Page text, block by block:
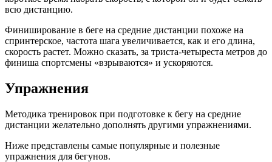
всю дистанцию.
Финиширование в беге на средние дистанции похоже на
спринтерское, частота шага увеличивается, как и его длина,
скорость растет. Можно сказать, за триста-четыреста метров до
финиша спортсмены «взрываются» и ускоряются.
Упражнения
Методика тренировок при подготовке к бегу на средние
дистанции желательно дополнять другими упражнениями.
Ниже представлены самые популярные и полезные
упражнения для бегунов.